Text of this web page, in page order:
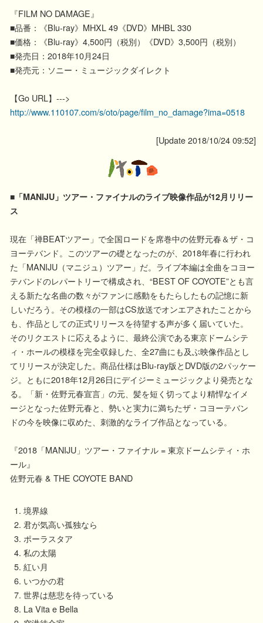
『FILM NO DAMAGE』
■品番：《Blu-ray》MHXL 49《DVD》MHBL 330
■価格：《Blu-ray》4,500円（税別）《DVD》3,500円（税別）
■発売日：2018年10月24日
■発売元：ソニー・ミュージックダイレクト
【Go URL】--->
http://www.110107.com/s/oto/page/film_no_damage?ima=0518
[Update 2018/10/24 09:52]
■「MANIJU」ツアー・ファイナルのライブ映像作品が12月リリー
ス
現在「禅BEATツアー」で全国ロードを席巻中の佐野元春＆ザ・コ
ヨーテバンド。このツアーの礎となったのが、2018年春に行われ
た「MANIJU（マニジュ）ツアー」だ。ライブ本編は全曲をコヨー
テバンドのレパートリーで構成され、“BEST OF COYOTE”とも言
える新たな名曲の数々がファンに感動をもたらしたもの記憶に新
しいだろう。その模様の一部はCS放送でオンエアされたことから
も、作品としての正式リリースを待望する声が多く届いていた。
そのリクエストに応えるように、最終公演である東京ドームシテ
ィ・ホールの模様を完全収録した、全27曲にも及ぶ映像作品とし
てリリースが決定した。商品仕様はBlu-ray版とDVD版の2パッケー
ジ。ともに2018年12月26日にデイジーミュージックより発売とな
る。「新・佐野元春宣言」の元、髪を短く切ってより精悍なイメ
ージとなった佐野元春と、勢いと実力に満ちたザ・コヨーテバン
ドの今を映像に収めた、刺激的なライブ作品となっている。
『2018「MANIJU」ツアー・ファイナル = 東京ドームシティ・ホ
ール』
佐野元春 & THE COYOTE BAND
境界線
君が気高い孤独なら
ポーラスタア
私の太陽
紅い月
いつかの君
世界は慈悲を待っている
La Vita e Bella